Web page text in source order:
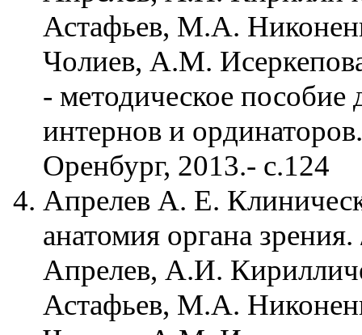
Астафьев, М.А.
Чолиев, А.М.
- методическое пособие
интернов и
Оренбург, 2013.- с.124
Апрелев А. Е.
анатомия органа
Апрелев, А.И.
Астафьев, М.А.